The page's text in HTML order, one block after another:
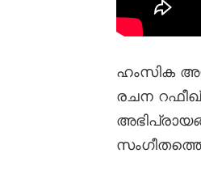
ഹംസിക
രചന റഫീഖ്